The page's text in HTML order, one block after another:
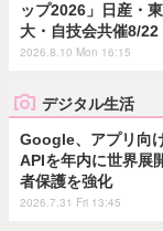
ップ2026」日産・
大・自技会共催8/22
2026.8.10 Mon 16:15
デジタル生活
Google、アプリ向
APIを年内に世界展
者保護を強化
2026.7.31 Fri 13:45